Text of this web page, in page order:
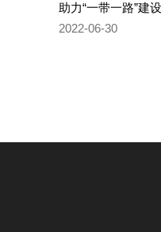
助力“一带一路”建
2022-06-30